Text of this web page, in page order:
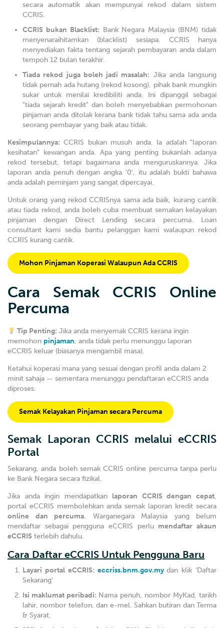
secara automatik akan mempunyai rekod dalam sistem
CCRIS.
CCRIS bukan Blacklist: Bank Negara Malaysia (BNM) tidak
menyenaraihitamkan (blacklist) sesiapa. CCRIS hanya
menyediakan fakta tentang sejarah pembayaran anda dalam
tempoh 12 bulan terakhir.
Tiada rekod juga boleh jadi masalah: Jika anda langsung
tidak pernah ada hutang (rekod kosong), pihak bank mungkin
sukar untuk menilai kredibiliti anda. Ini dipanggil sebagai
"tiada sejarah kredit" dan boleh menyebabkan permohonan
pinjaman anda ditolak kerana bank tidak tahu sama ada anda
seorang pembayar yang baik atau tidak.
Kesimpulannya: CCRIS bukan musuh anda. Ia adalah "laporan
kesihatan" kewangan anda. Apa yang penting bukanlah adanya
rekod tersebut, tetapi bagaimana anda menguruskannya. Jika
laporan anda penuh dengan angka '0', itu adalah bukti bahawa
anda adalah peminjam yang sangat dipercayai.
Untuk orang yang rekod CCRISnya sama ada baik, kurang cantik
atau tiada rekod, anda boleh cuba membuat semakan kelayakan
pinjaman dengan Direct Lending secara percuma. Loan
consultant kami sedia bantu pelanggan kami walaupun rekod
CCRIS kurang cantik.
Mohon Pinjaman Koperasi Walaupun Ada CCRIS
Cara Semak CCRIS Online
Percuma
Tip Penting: Jika anda menyemak CCRIS kerana ingin
memohon pinjaman, anda tidak perlu menunggu laporan
eCCRIS keluar (biasanya mengambil masa).
Ketahui koperasi mana yang sesuai dengan profil anda dalam 2
minit sahaja — sementara menunggu pendaftaran eCCRIS anda
diproses.
Semak Kelayakan Pinjaman secara Percuma
Semak Laporan CCRIS melalui eCCRIS
Portal
Sekarang, anda boleh semak CCRIS online percuma tanpa perlu
ke Bank Negara secara fizikal.
Jika anda ingin mendapatkan laporan CCRIS dengan cepat,
portal eCCRIS membolehkan anda semak laporan kredit secara
online dan percuma. Warganegara Malaysia yang belum
mendaftar sebagai pengguna eCCRIS perlu mendaftar akaun
eCCRIS terlebih dahulu.
Cara Daftar eCCRIS Untuk Pengguna Baru
Layari portal eCCRIS: eccriss.bnm.gov.mydan klik ‘Daftar
Sekarang’
Isi maklumat peribadi: Nama penuh, nombor MyKad, tarikh
lahir, nombor telefon, dan e-mel. Sahkan butiran dan Terma
& Syarat.